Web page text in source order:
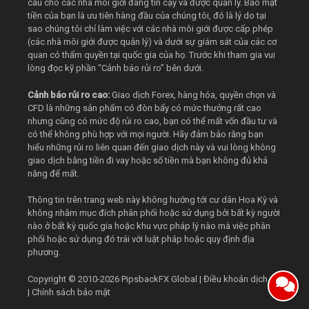
cầu cho các nhà môi giới đáng tin cậy và được quản lý. Bảo mật
tiền của bạn là ưu tiên hàng đầu của chúng tôi, đó là lý do tại
sao chúng tôi chỉ làm việc với các nhà môi giới được cấp phép
(các nhà môi giới được quản lý) và dưới sự giám sát của các cơ
quan có thẩm quyền tại quốc gia của họ. Trước khi tham gia vui
lòng đọc kỹ phần “Cảnh báo rủi ro” bên dưới.
Cảnh báo rủi ro cao: Giao dịch Forex, hàng hóa, quyền chọn và
CFD là những sản phẩm có đòn bẩy có mức thưởng rất cao
nhưng cũng có mức độ rủi ro cao, bạn có thể mất vốn đầu tư và
có thể không phù hợp với mọi người. Hãy đảm bảo rằng bạn
hiểu những rủi ro liên quan đến giao dịch này và vui lòng không
giao dịch bằng tiền đi vay hoặc số tiền mà bạn không đủ khả
năng để mất.
Thông tin trên trang web này không hướng tới cư dân Hoa Kỳ và
không nhằm mục đích phân phối hoặc sử dụng bởi bất kỳ người
nào ở bất kỳ quốc gia hoặc khu vực pháp lý nào mà việc phân
phối hoặc sử dụng đó trái với luật pháp hoặc quy định địa
phương.
Copyright © 2010-2026 PipsbackFX Global | Điều khoản dịch vụ
| Chính sách bảo mật